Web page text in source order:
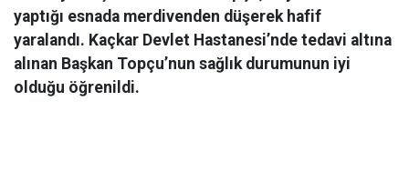
yaptığı esnada merdivenden düşerek hafif
yaralandı. Kaçkar Devlet Hastanesi’nde tedavi altına
alınan Başkan Topçu’nun sağlık durumunun iyi
olduğu öğrenildi.